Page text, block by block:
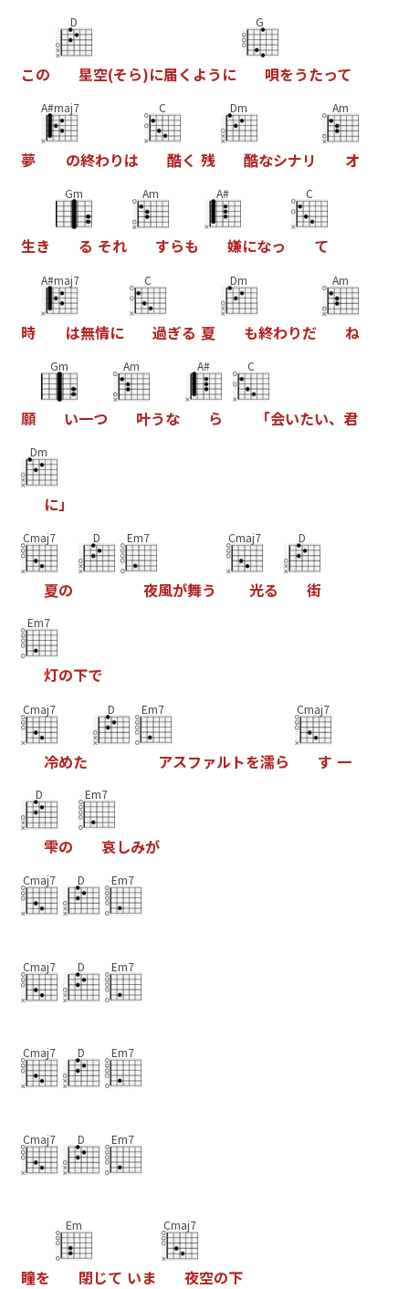
この
D
星空(そら)に届く よう に
G
唄をうたって
夢
A#maj7
の終わりは
C
酷く 残
Dm
酷なシナリ
Am
オ
生き
Gm
る それ
Am
すらも
A#
嫌になっ
C
て
時
A#maj7
は無情に
C
過ぎる 夏
Dm
も終わりだ
Am
ね
願
Gm
い一つ
Am
叶うな
A#
ら
C
「会いたい、 君
Dm
に」
Cmaj7
夏の
D Em7
夜風が舞う
Cmaj7
光る
D
街
Em7
灯の下で
Cmaj7
冷めた
D Em7
アスフ ァル トを濡ら
Cmaj7
す 一
D
雫の
Em7
哀しみが
Cmaj7 D Em7
Cmaj7 D Em7
Cmaj7 D Em7
Cmaj7 D Em7
瞳を
Em
閉じて いま
Cmaj7
夜空の下